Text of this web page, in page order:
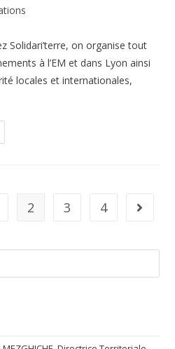
Solidari’terre, on organise tout
à l’EM et dans Lyon ainsi
locales et internationales,
2 3 4